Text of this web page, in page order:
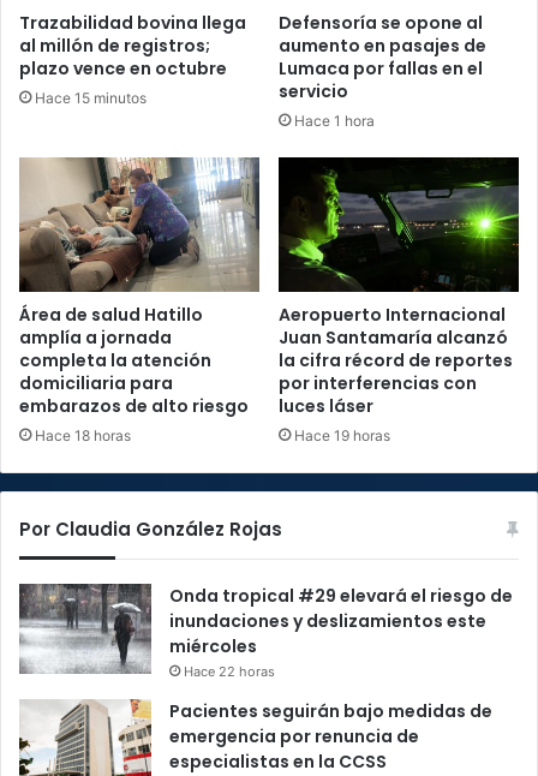
Trazabilidad bovina llega
al millón de registros;
plazo vence en octubre
Hace 15 minutos
Defensoría se opone al
aumento en pasajes de
Lumaca por fallas en el
servicio
Hace 1 hora
Área de salud Hatillo
amplía a jornada
completa la atención
domiciliaria para
embarazos de alto riesgo
Hace 18 horas
Aeropuerto Internacional
Juan Santamaría alcanzó
la cifra récord de reportes
por interferencias con
luces láser
Hace 19 horas
Por Claudia González Rojas
Onda tropical #29 elevará el riesgo de
inundaciones y deslizamientos este
miércoles
Hace 22 horas
Pacientes seguirán bajo medidas de
emergencia por renuncia de
especialistas en la CCSS